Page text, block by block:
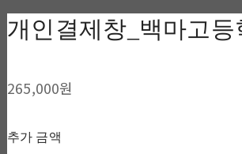
개인결제창_백마고등
265,000원
추가 금액